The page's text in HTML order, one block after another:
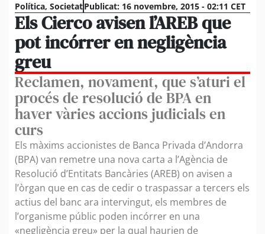
Política, SocietatPublicat: 16 novembre, 2015 - 02:11 CET
Els Cierco avisen l’AREB que
pot incórrer en negligència
greu
Reclamen, novament, que s’aturi el
procés de resolució de BPA en
haver vàries accions judicials en
curs
Els màxims accionistes de Banca Privada d’Andorra
(BPA) van remetre una nova carta a l’Agència de
Resolució d’Entitats Bancàries (AREB) on avisen a
l’òrgan que en cas de cedir o traspassar a tercers els
actius del banc ara intervingut, els membres de
l’organisme públic poden incórrer en una
«negligència greu» per la qual haurien de